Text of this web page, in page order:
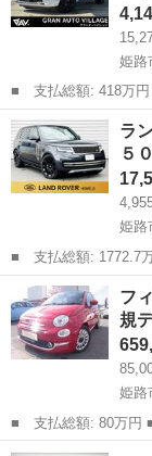
姫路
■ 支払総額: 418万円 ■ 車両本体価格： 4,140,000 円 ■ メーカー
名： クライスラー
レード名： ブラッ
リ機能付き...
兵庫 姫路市
ラ
５
姫路
■ 支払総額: 1772.7万円 ■ 車両本体価格： 17,580,000 円 ■ メー
カー名： ランドロ
ド名： ＨＳＥ Ｄ３
アップ...
兵庫 姫路市
フ
規
姫路
■ 支払総額: 80万円 ■ 車両本体価格： 659,000 円 ■ メーカー
名： フィアット ■
兵庫 姫路市